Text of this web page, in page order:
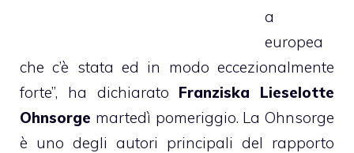
a
europea
che c’è stata ed in modo eccezionalmente
forte”, ha dichiarato Franziska Lieselotte
Ohnsorge martedì pomeriggio. La Ohnsorge
è uno degli autori principali del rapporto